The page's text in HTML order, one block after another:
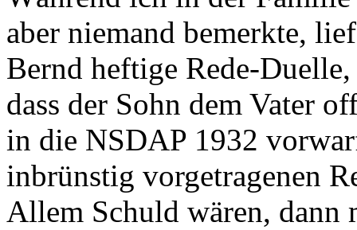
aber niemand bemerkte,
Bernd heftige Rede-
dass der Sohn dem Vater
in die NSDAP 1932
inbrünstig vorgetragenen
Allem Schuld wären, dann